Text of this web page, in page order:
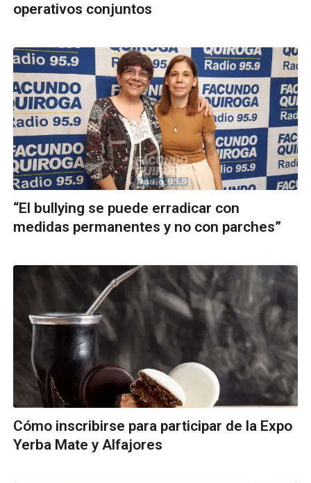
operativos conjuntos
“El bullying se puede erradicar con
medidas permanentes y no con parches”
Cómo inscribirse para participar de la Expo
Yerba Mate y Alfajores